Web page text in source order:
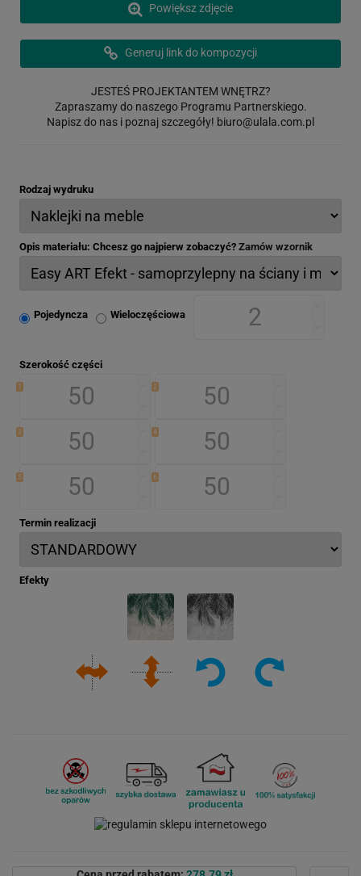
Powiększ zdjęcie
Generuj link do kompozycji
JESTEŚ PROJEKTANTEM WNĘTRZ?
Zapraszamy do naszego Programu Partnerskiego.
Napisz do nas i poznaj szczegóły! biuro@ulala.com.pl
Rodzaj wydruku
Opis materiału: Chcesz go najpierw zobaczyć? Zamów wzornik
Pojedyncza Wieloczęściowa
Szerokość części
1 2
3 4
5 6
Termin realizacji
Efekty